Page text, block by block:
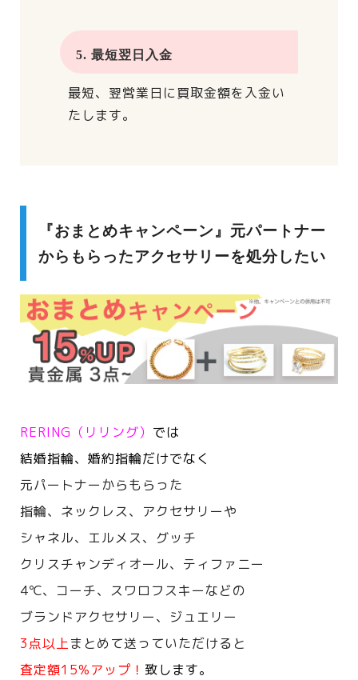
5. 最短翌日入金
最短、翌営業日に買取金額を入金い
たします。
『おまとめキャンペーン』元パートナー
からもらったアクセサリーを処分したい
RERING（リリング） では
結婚指輪、婚約指輪だけでなく
元パートナーからもらった
指輪、ネックレス、アクセサリーや
シャネル、エルメス、 グッチ
クリスチャンディオール、ティファニー
4℃、コーチ、スワロフスキーなどの
ブランドアクセサリー、ジュエリー
3点以上まとめて送っていただけると
査定額15%アップ！ 致します。